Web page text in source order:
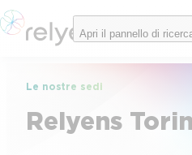
Vai
al
Apri il pannello di
Le nostre sedi
Relyens